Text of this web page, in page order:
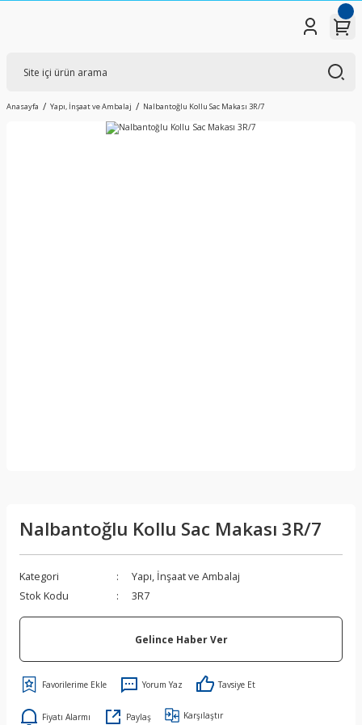
Anasayfa Yapı, İnşaat ve Ambalaj Nalbantoğlu Kollu Sac Makası 3R/7
Nalbantoğlu Kollu Sac Makası 3R/7
Kategori
Yapı, İnşaat ve Ambalaj
Stok Kodu
3R7
Gelince Haber Ver
Yorum Yaz Tavsiye Et
Fiyatı Alarmı Paylaş Karşılaştır